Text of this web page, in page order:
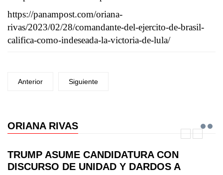
https://panampost.com/oriana-
rivas/2023/02/28/comandante-del-ejercito-de-brasil-
califica-como-indeseada-la-victoria-de-lula/
Anterior Siguiente
ORIANA RIVAS
TRUMP ASUME CANDIDATURA CON
DISCURSO DE UNIDAD Y DARDOS A